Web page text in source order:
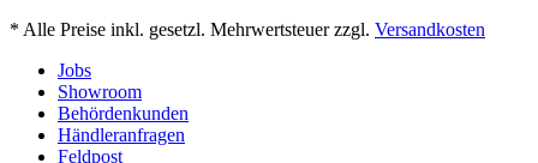
* Alle Preise inkl. gesetzl. Mehrwertsteuer zzgl. Versandkosten
Jobs
Showroom
Behördenkunden
Händleranfragen
Feldpost